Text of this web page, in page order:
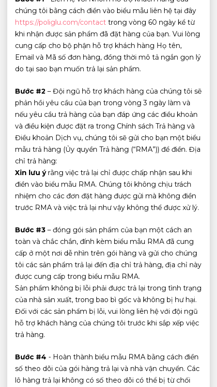
chúng tôi bằng cách điền vào biểu mẫu liên hệ tại đây
https://poliglu.com/contact trong vòng 60 ngày kể từ
khi nhận được sản phẩm đã đặt hàng của bạn. Vui lòng
cung cấp cho bộ phận hỗ trợ khách hàng Họ tên,
Email và Mã số đơn hàng, đồng thời mô tả ngắn gọn lý
do tại sao bạn muốn trả lại sản phẩm.
Bước #2 – Đội ngũ hỗ trợ khách hàng của chúng tôi sẽ
phản hồi yêu cầu của bạn trong vòng 3 ngày làm và
nếu yêu cầu trả hàng của bạn đáp ứng các điều khoản
và điều kiện được đặt ra trong Chính sách Trả hàng và
Điều khoản Dịch vụ, chúng tôi sẽ gửi cho bạn một biểu
mẫu trả hàng (Ủy quyền Trả hàng (“RMA”)) để điền. Địa
chỉ trả hàng:
Xin lưu ýrằng việc trả lại chỉ được chấp nhận sau khi
điền vào biểu mẫu RMA. Chúng tôi không chịu trách
nhiệm cho các đơn đặt hàng được gửi mà không điền
trước RMA và việc trả lại như vậy không thể được xử lý.
Bước #3 – đóng gói sản phẩm của bạn một cách an
toàn và chắc chắn, đính kèm biểu mẫu RMA đã cung
cấp ở một nơi dễ nhìn trên gói hàng và gửi cho chúng
tôi các sản phẩm trả lại đến địa chỉ trả hàng, địa chỉ này
được cung cấp trong biểu mẫu RMA.
Sản phẩm không bị lỗi phải được trả lại trong tình trạng
của nhà sản xuất, trong bao bì gốc và không bị hư hại.
Đối với các sản phẩm bị lỗi, vui lòng liên hệ với đội ngũ
hỗ trợ khách hàng của chúng tôi trước khi sắp xếp việc
trả hàng.
Bước #4 - Hoàn thành biểu mẫu RMA bằng cách điền
số theo dõi của gói hàng trả lại và nhà vận chuyển. Các
lô hàng trả lại không có số theo dõi có thể bị từ chối